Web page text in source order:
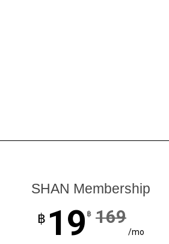
SHAN Membership
฿ 19 ฿ 169
/mo